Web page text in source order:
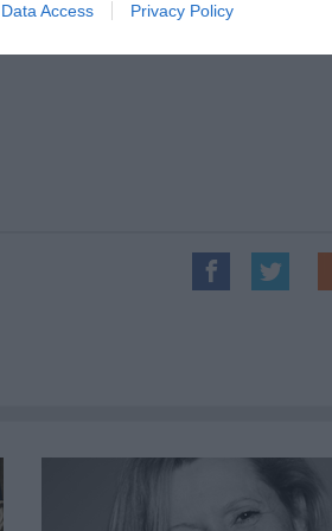
Data Access Privacy Policy
Melinda, Tőtszegi Zsuzsa